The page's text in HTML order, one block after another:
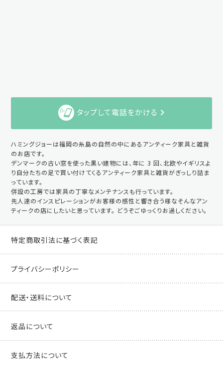
タップして電話をかける
ハミングジョーは福岡の糸島の自然の中にあるアンティーク家具と雑貨
のお店です。
デンマークの古い窓を使った黒い建物には、年に 3 回、北欧やイギリスよ
り自分たちの足で買い付けてくるアンティーク家具と雑貨がぎっしり詰ま
っています。
併設の工房では家具の丁寧なメンテナンスも行っています。
先人達のインスピレーションがお客様の感性と響き合う様なそんなアン
ティークの店にしたいと思っています。 どうぞごゆっくりお過しください。
特定商取引法に基づく表記
プライバシーポリシー
配送・送料について
返品について
支払方法について